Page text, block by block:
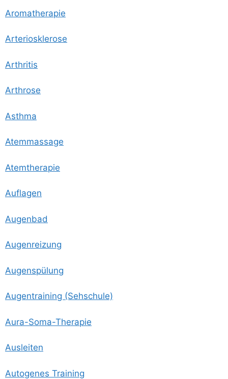
Aro­ma­the­ra­pie
Arte­rio­skle­ro­se
Arthri­tis
Arthro­se
Asth­ma
Atem­mas­sa­ge
Atem­the­ra­pie
Auf­la­gen
Augen­bad
Augen­rei­zung
Augen­spü­lung
Augen­trai­ning (Seh­schu­le)
Aura-Soma-The­ra­pie
Aus­lei­ten
Auto­ge­nes Training